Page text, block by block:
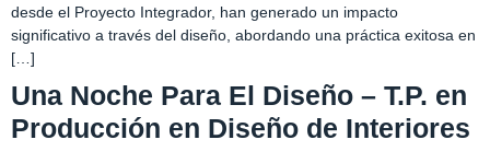
desde el Proyecto Integrador, han generado un impacto
significativo a través del diseño, abordando una práctica exitosa en
[…]
Una Noche Para El Diseño – T.P. en
Producción en Diseño de Interiores